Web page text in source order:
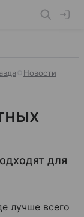
Новости
для
лучше всего